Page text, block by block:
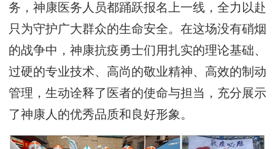
务，神康医务人员都踊跃报名上一线，全力以赴
只为守护广大群众的生命安全。在这场没有硝烟
的战争中，神康抗疫勇士们用扎实的理论基础、
过硬的专业技术、高尚的敬业精神、高效的制动
管理，生动诠释了医者的使命与担当，充分展示
了神康人的优秀品质和良好形象。